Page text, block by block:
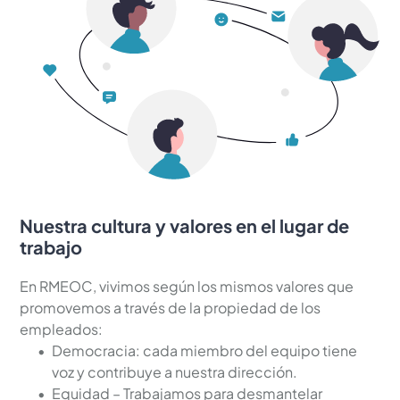
Nuestra cultura y valores en el lugar de
trabajo
En RMEOC, vivimos según los mismos valores que
promovemos a través de la propiedad de los
empleados:
Democracia: cada miembro del equipo tiene
voz y contribuye a nuestra dirección.
Equidad – Trabajamos para desmantelar